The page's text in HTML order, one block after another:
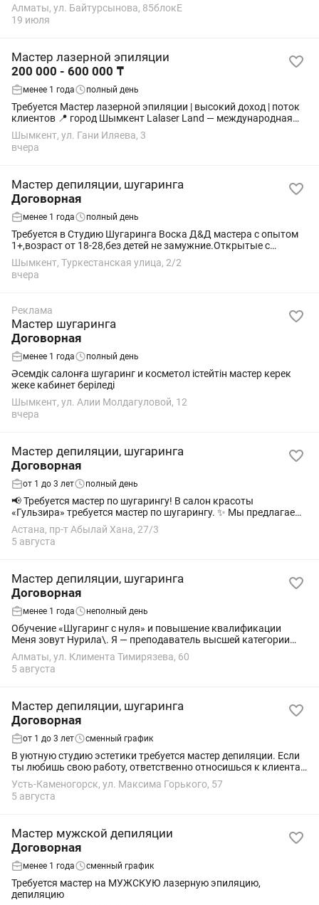
Обучение платное, но с...
Алматы, ул. Байтурсынова, 85блокЕ
19 июля
Мастер лазерной эпиляции
200 000 - 600 000 ₸
менее 1 года полный день
Требуется Мастер лазерной эпиляции | высокий доход | поток
клиентов 📍 город Шымкент Lalaser Land — международная
сеть студий лазерной эпиляции и эстетической косметологии.
💰 Доход 200 000 — 600 000...
Шымкент, ул. Гани Иляева, 3
вчера
Мастер депиляции, шугаринга
Договорная
менее 1 года полный день
Требуется в Студию Шугаринга Воска Д&Д мастера с опытом
1+,возраст от 18-28,без детей не замужние.Открытые с
приятной внешностью с огромной любовью к своему делу!
Шымкент, Туркестанская улица, 2/2
вчера
Реклама
Мастер шугаринга
Договорная
менее 1 года полный день
Әсемдік салонға шугаринг и косметол істейтін мастер керек
жеке кабинет беріледі
Шымкент, ул. Алии Молдагуловой, 12
вчера
Мастер депиляции, шугаринга
Договорная
от 1 до 3 лет полный день
📢 Требуется мастер по шугарингу! В салон красоты
«Гульзира» требуется мастер по шугарингу. ✨ Мы предлагаем:
• Комфортное и уютное рабочее место; • Дружный коллектив; •
Стабильный поток...
Астана, пр-т Абылай Хана, 27/3
5 августа
Мастер депиляции, шугаринга
Договорная
менее 1 года неполный день
Обучение «Шугаринг с нуля» и повышение квалификации
Меня зовут Нурила\. Я — преподаватель высшей категории
тренер по шугарингу, судья международных чемпионатов и
призёр профессиональных соревнований
Алматы, ул. Климента Тимирязева, 60
5 августа
Мастер депиляции, шугаринга
Договорная
от 1 до 3 лет сменный график
В уютную студию эстетики требуется мастер депиляции. Если
ты любишь свою работу, ответственно относишься к клиентам
и хочешь развиваться в комфортной атмосфере — будем рады
познакомиться! Мы...
Усть-Каменогорск, ул. Максима Горького, 57
5 августа
Мастер мужской депиляции
Договорная
менее 1 года сменный график
Требуется мастер на МУЖСКУЮ лазерную эпиляцию,
депиляцию